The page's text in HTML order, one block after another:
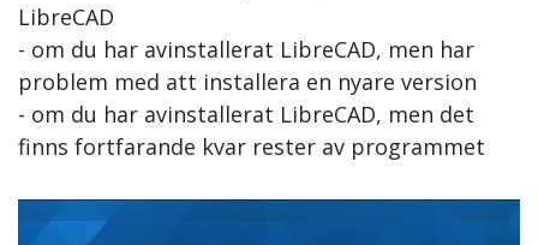
LibreCAD
- om du har avinstallerat LibreCAD, men har
problem med att installera en nyare version
- om du har avinstallerat LibreCAD, men det
finns fortfarande kvar rester av programmet